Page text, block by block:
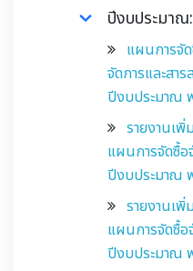
ปีงบประมา
แผนการจั
จัดการและสา
ปีงบประมาณ
รายงานเพิ่
แผนการจัดซื้อ
ปีงบประมาณ
รายงานเพิ่
แผนการจัดซื้อ
ปีงบประมาณ